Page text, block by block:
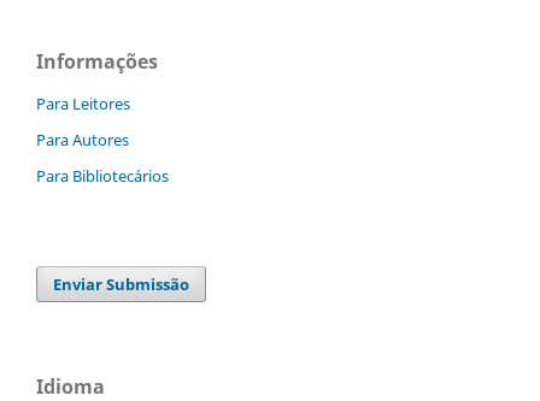
Informações
Para Leitores
Para Autores
Para Bibliotecários
Enviar Submissão
Idioma